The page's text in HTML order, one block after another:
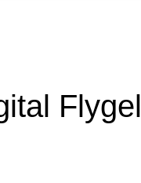
Flygel